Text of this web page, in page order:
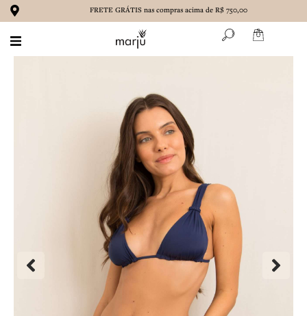
para
FRETE GRÁTIS nas compras acima de R$ 750,00